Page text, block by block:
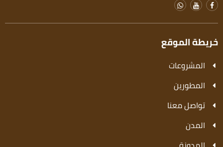
خريطة الموقع
المشروعات
المطورين
تواصل معنا
المدن